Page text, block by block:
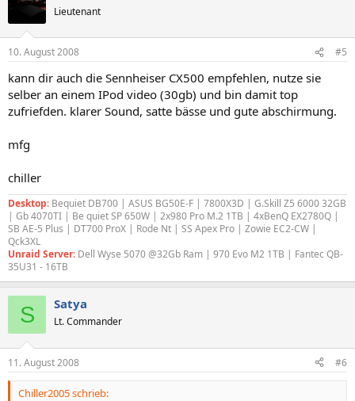
Lieutenant
10. August 2008 #5
kann dir auch die Sennheiser CX500 empfehlen, nutze sie
selber an einem IPod video (30gb) und bin damit top
zufriefden. klarer Sound, satte bässe und gute abschirmung.
mfg
chiller
Desktop: Bequiet DB700 | ASUS BG50E-F | 7800X3D | G.Skill Z5 6000 32GB
| Gb 4070TI | Be quiet SP 650W | 2x980 Pro M.2 1TB | 4xBenQ EX2780Q |
SB AE-5 Plus | DT700 ProX | Rode Nt | SS Apex Pro | Zowie EC2-CW |
Qck3XL
Unraid Server: Dell Wyse 5070 @32Gb Ram | 970 Evo M2 1TB | Fantec QB-
35U31 - 16TB
S Satya
Lt. Commander
11. August 2008 #6
Chiller2005 schrieb: